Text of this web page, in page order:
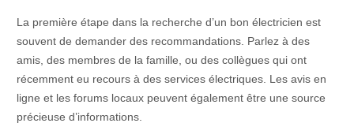
La première étape dans la recherche d’un bon électricien est
souvent de demander des recommandations. Parlez à des
amis, des membres de la famille, ou des collègues qui ont
récemment eu recours à des services électriques. Les avis en
ligne et les forums locaux peuvent également être une source
précieuse d’informations.